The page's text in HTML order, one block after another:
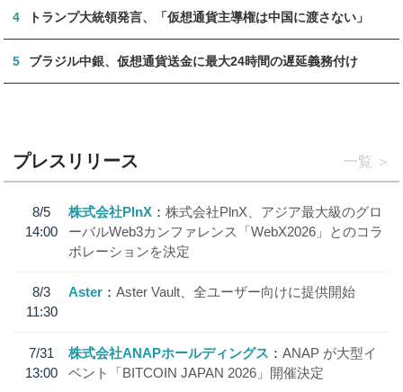
4 トランプ大統領発言、「仮想通貨主導権は中国に渡さない」
5 ブラジル中銀、仮想通貨送金に最大24時間の遅延義務付け
プレスリリース 一覧
8/5
14:00
株式会社PlnX
株式会社PlnX、アジア最大級のグロ
ーバルWeb3カンファレンス「WebX2026」とのコラ
ボレーションを決定
8/3
11:30
Aster Aster Vault、全ユーザー向けに提供開始
7/31
13:00
株式会社ANAPホールディングス
ANAP が大型イ
ベント「BITCOIN JAPAN 2026」開催決定